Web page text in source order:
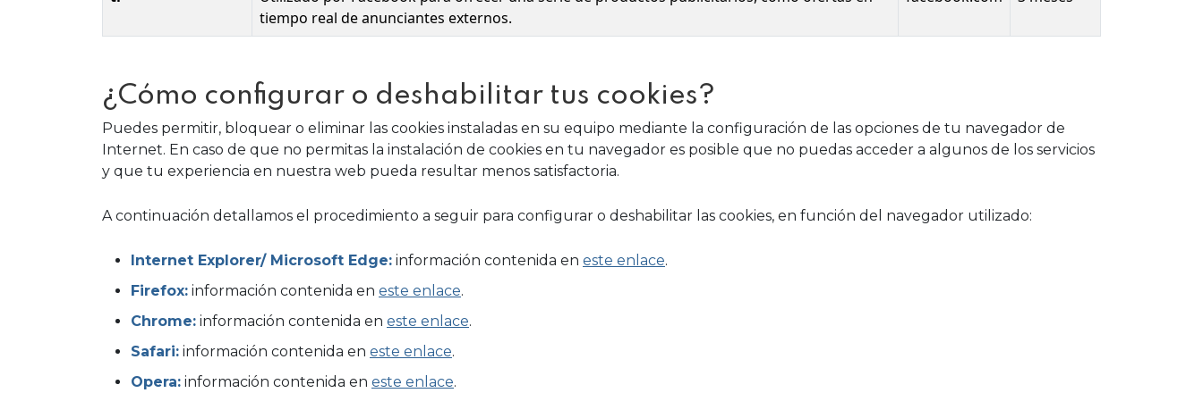
tiempo real de anunciantes externos.
¿Cómo configurar o deshabilitar tus cookies?
Puedes permitir, bloquear o eliminar las cookies instaladas en su equipo mediante la configuración de las opciones de tu navegador de
Internet. En caso de que no permitas la instalación de cookies en tu navegador es posible que no puedas acceder a algunos de los servicios
y que tu experiencia en nuestra web pueda resultar menos satisfactoria.
A continuación detallamos el procedimiento a seguir para configurar o deshabilitar las cookies, en función del navegador utilizado:
Internet Explorer/ Microsoft Edge: información contenida en este enlace.
Firefox: información contenida en este enlace.
Chrome: información contenida en este enlace.
Safari: información contenida en este enlace.
Opera: información contenida en este enlace.